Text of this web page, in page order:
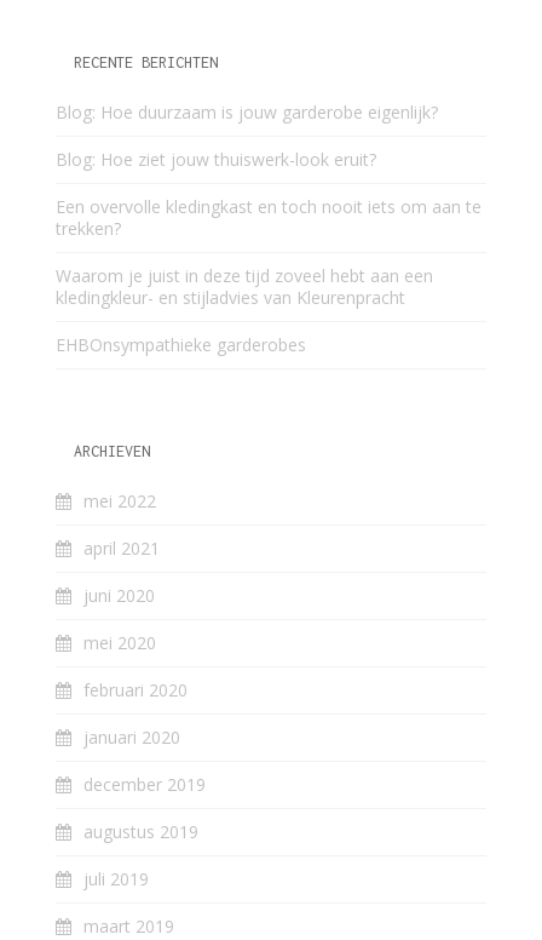
RECENTE BERICHTEN
Blog: Hoe duurzaam is jouw garderobe eigenlijk?
Blog: Hoe ziet jouw thuiswerk-look eruit?
Een overvolle kledingkast en toch nooit iets om aan te
trekken?
Waarom je juist in deze tijd zoveel hebt aan een
kledingkleur- en stijladvies van Kleurenpracht
EHBOnsympathieke garderobes
ARCHIEVEN
mei 2022
april 2021
juni 2020
mei 2020
februari 2020
januari 2020
december 2019
augustus 2019
juli 2019
maart 2019